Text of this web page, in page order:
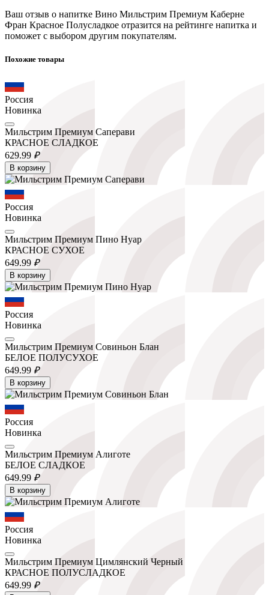
Ваш отзыв о напитке Вино Мильстрим Премиум Каберне
Фран Красное Полусладкое отразится на рейтинге напитка и
поможет с выбором другим покупателям.
Похожие товары
Россия
Новинка
Мильстрим Премиум Саперави
КРАСНОЕ СЛАДКОЕ
629.99 ₽
В корзину
Россия
Новинка
Мильстрим Премиум Пино Нуар
КРАСНОЕ СУХОЕ
649.99 ₽
В корзину
Россия
Новинка
Мильстрим Премиум Совиньон Блан
БЕЛОЕ ПОЛУСУХОЕ
649.99 ₽
В корзину
Россия
Новинка
Мильстрим Премиум Алиготе
БЕЛОЕ СЛАДКОЕ
649.99 ₽
В корзину
Россия
Новинка
Мильстрим Премиум Цимлянский Черный
КРАСНОЕ ПОЛУСЛАДКОЕ
649.99 ₽